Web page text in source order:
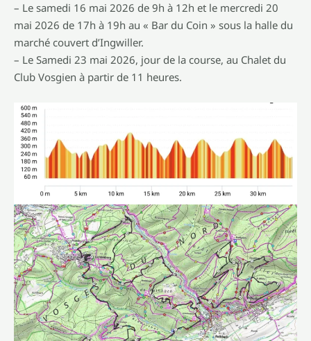
– Le samedi 16 mai 2026 de 9h à 12h et le mercredi 20
mai 2026 de 17h à 19h au « Bar du Coin » sous la halle du
marché couvert d’Ingwiller.
– Le Samedi 23 mai 2026, jour de la course, au Chalet du
Club Vosgien à partir de 11 heures.